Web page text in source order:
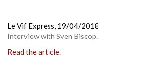
Le Vif Express, 19/04/2018
Interview with Sven Biscop.
Read the article.